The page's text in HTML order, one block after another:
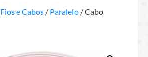
Fios e Cabos / Paralelo / Cabo